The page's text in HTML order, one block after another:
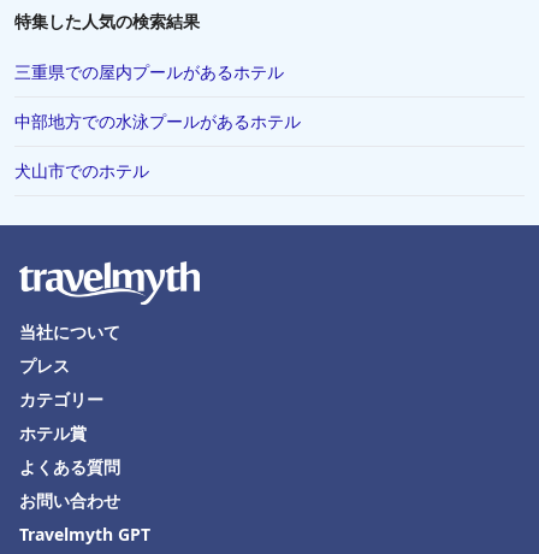
特集した人気の検索結果
三重県での屋内プールがあるホテル
中部地方での水泳プールがあるホテル
犬山市でのホテル
当社について
プレス
カテゴリー
ホテル賞
よくある質問
お問い合わせ
Travelmyth GPT